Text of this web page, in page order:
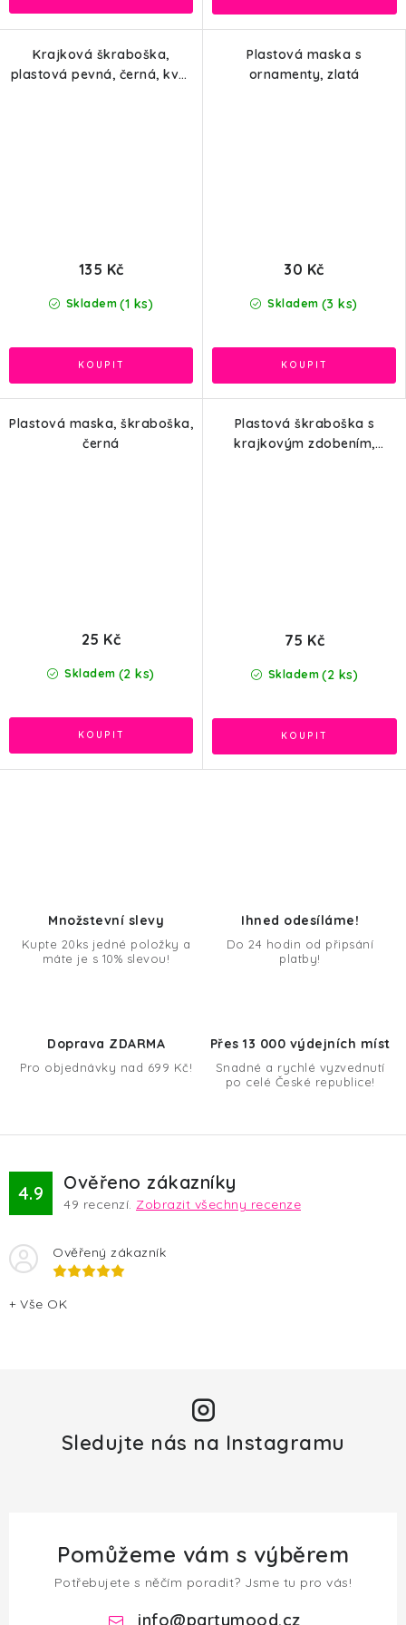
Krajková škraboška,
plastová pevná, černá, květ
Skladem (1 ks)
135 Kč
Plastová maska s
ornamenty, zlatá
Skladem (3 ks)
30 Kč
Plastová maska, škraboška,
černá
Skladem (2 ks)
25 Kč
Plastová škraboška s
krajkovým zdobením,
Skladem (2 ks)
75 Kč
v
p
u
Množstevní slevy
Kupte 20ks jedné položky a
máte je s 10% slevou!
Ihned odesíláme!
Do 24 hodin od připsání
platby!
Doprava ZDARMA
Pro objednávky nad 699 Kč!
Přes 13 000 výdejních míst
Snadné a rychlé vyzvednutí
po celé České republice!
4.9 Ověřeno zákazníky
49 recenzí. Zobrazit všechny recenze
Ověřený zákazník
+ Vše OK
Sledujte nás na Instagramu
Pomůžeme vám s výběrem
Potřebujete s něčím poradit? Jsme tu pro vás!
info@partymood.cz